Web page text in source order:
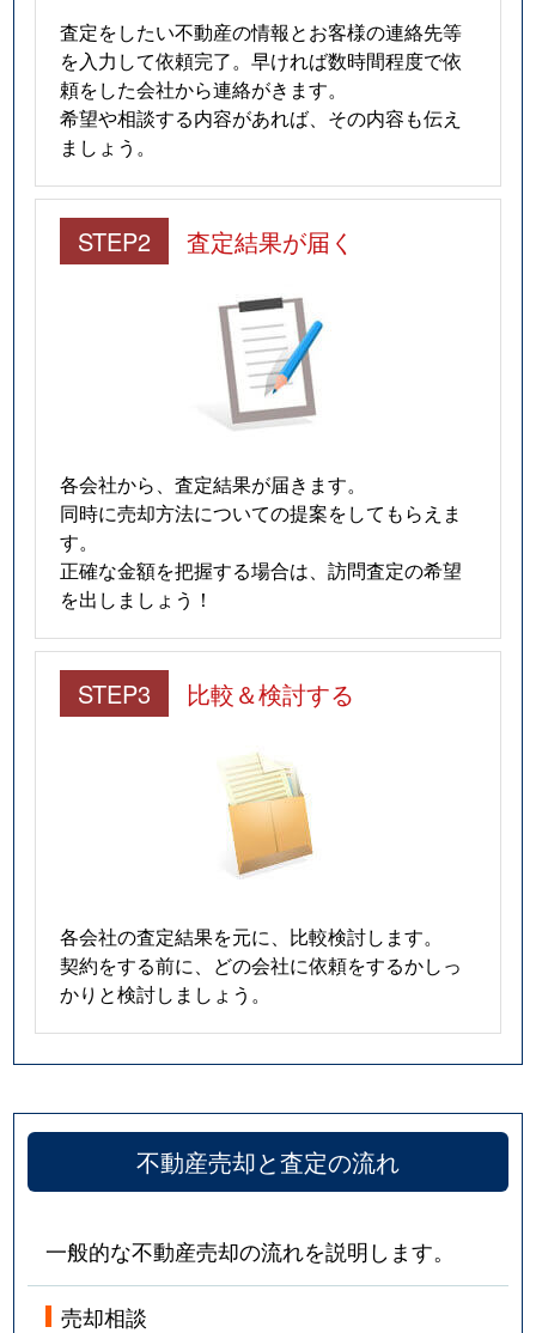
査定をしたい不動産の情報とお客様の連絡先等
を入力して依頼完了。早ければ数時間程度で依
頼をした会社から連絡がきます。
希望や相談する内容があれば、その内容も伝え
ましょう。
STEP2 査定結果が届く
各会社から、査定結果が届きます。
同時に売却方法についての提案をしてもらえま
す。
正確な金額を把握する場合は、訪問査定の希望
を出しましょう！
STEP3 比較＆検討する
各会社の査定結果を元に、比較検討します。
契約をする前に、どの会社に依頼をするかしっ
かりと検討しましょう。
不動産売却と査定の流れ
一般的な不動産売却の流れを説明します。
売却相談